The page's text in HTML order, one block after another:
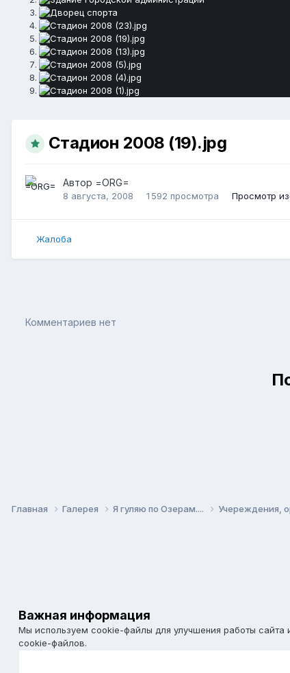
Стадион 2008 (19).jpg
Автор =ORG=
8 августа, 2008 1 592 просмотра Просмотр
Жалоба
Комментариев нет
Главная Галерея Я гуляю по Озерам.... Учереждения,
Важная информация
Мы используем cookie-файлы для улучшения работы
cookie-файлов.